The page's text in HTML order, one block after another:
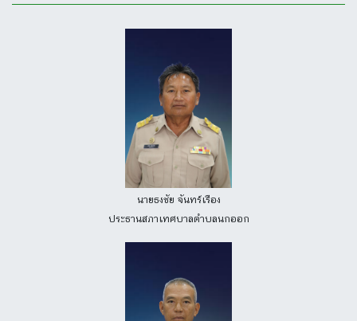
นายธงชัย จันทร์เรือง
ประธานสภาเทศบาลตำบลนกออก